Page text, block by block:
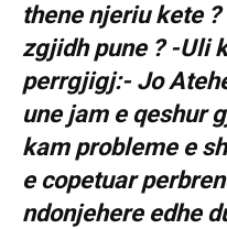
thene njeriu kete
zgjidh pune ? -Uli
perrgjigj:- Jo
une jam e qeshur
kam probleme e
e copetuar
ndonjehere edhe